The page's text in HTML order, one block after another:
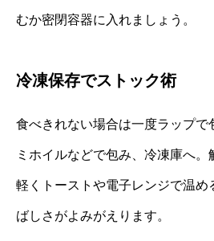
むか密閉容器に入れましょう。
冷凍保存でストック術
食べきれない場合は一度ラップで
ミホイルなどで包み、冷凍庫へ
軽くトーストや電子レンジで温め
ばしさがよみがえります。